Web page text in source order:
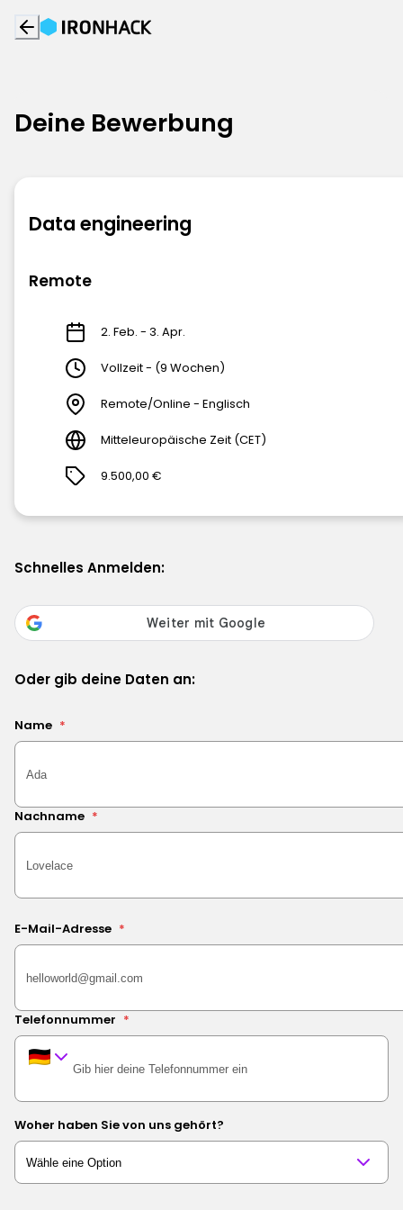
Deine Bewerbung
Data engineering
Remote
2. Feb. - 3. Apr.
Vollzeit - (9 Wochen)
Remote/Online - Englisch
Mitteleuropäische Zeit (CET)
9.500,00 €
Schnelles Anmelden:
Oder gib deine Daten an:
Name *
Nachname *
E-Mail-Adresse *
Telefonnummer *
Woher haben Sie von uns gehört?